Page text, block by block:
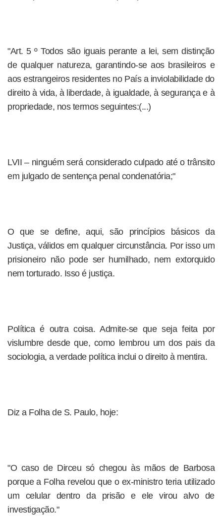
"Art. 5 º Todos são iguais perante a lei, sem distinção
de qualquer natureza, garantindo-se aos brasileiros e
aos estrangeiros residentes no País a inviolabilidade do
direito à vida, à liberdade, à igualdade, à segurança e à
propriedade, nos termos seguintes:(...)
LVII – ninguém será considerado culpado até o trânsito
em julgado de sentença penal condenatória;"
O que se define, aqui, são princípios básicos da
Justiça, válidos em qualquer circunstância. Por isso um
prisioneiro não pode ser humilhado, nem extorquido
nem torturado. Isso é justiça.
Política é outra coisa. Admite-se que seja feita por
vislumbre desde que, como lembrou um dos pais da
sociologia, a verdade política inclui o direito à mentira.
Diz a Folha de S. Paulo, hoje:
"O caso de Dirceu só chegou às mãos de Barbosa
porque a Folha revelou que o ex-ministro teria utilizado
um celular dentro da prisão e ele virou alvo de
investigação."